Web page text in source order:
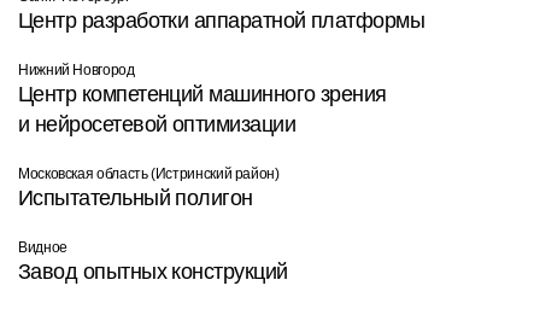
Центр разработки аппаратной платформы
Нижний Новгород
Центр компетенций машинного зрения
и нейросетевой оптимизации
Московская область (Истринский район)
Испытательный полигон
Видное
Завод опытных конструкций